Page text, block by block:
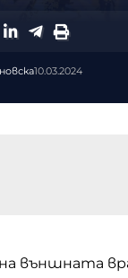
10.03.2024
външната